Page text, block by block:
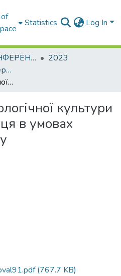
Statistics Log In
МАТЕРІАЛИ КОНФЕРЕНЦІЙ
2023
Питання сучасної модернізації науки та освіти
Формування екологічної культури сучасного фахівця в умовах сталого розвитку
культури
в умовах
(767.7 KB)